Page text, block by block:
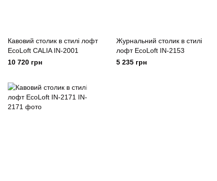
Кавовий столик в стилі лофт
EcoLoft CALIA IN-2001
10 720 грн
Журнальний столик в стилі
лофт EcoLoft IN-2153
5 235 грн